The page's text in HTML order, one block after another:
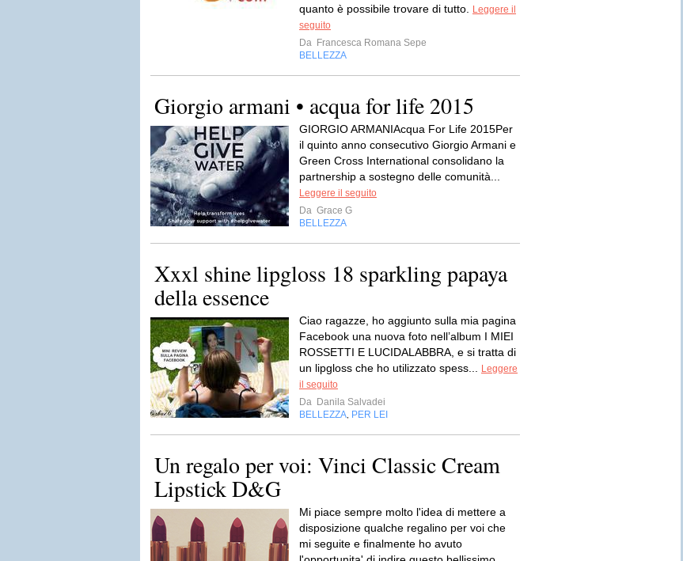
quanto è possibile trovare di tutto.
Leggere il
seguito
Da Francesca Romana Sepe
BELLEZZA
Giorgio armani • acqua for life 2015
GIORGIO ARMANIAcqua For Life 2015Per
il quinto anno consecutivo Giorgio Armani e
Green Cross International consolidano la
partnership a sostegno delle comunità...
Leggere il seguito
Da Grace G
BELLEZZA
Xxxl shine lipgloss 18 sparkling papaya
della essence
Ciao ragazze, ho aggiunto sulla mia pagina
Facebook una nuova foto nell’album I MIEI
ROSSETTI E LUCIDALABBRA, e si tratta di
un lipgloss che ho utilizzato spess...
Leggere
il seguito
Da Danila Salvadei
BELLEZZA PER LEI
Un regalo per voi: Vinci Classic Cream
Lipstick D&G
Mi piace sempre molto l'idea di mettere a
disposizione qualche regalino per voi che
mi seguite e finalmente ho avuto